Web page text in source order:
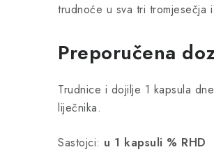
trudnoće u sva tri tromjesečja
Preporučena
Trudnice i dojilje 1 kapsula
liječnika.
Sastojci: u 1 kapsuli % RHD